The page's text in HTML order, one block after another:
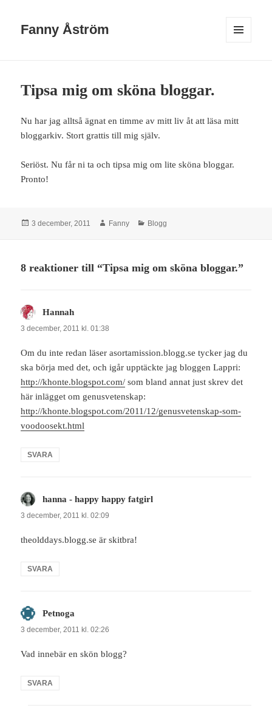
Fanny Åström
Tipsa mig om sköna bloggar.
Nu har jag alltså ägnat en timme av mitt liv åt att läsa mitt
bloggarkiv. Stort grattis till mig själv.
Seriöst. Nu får ni ta och tipsa mig om lite sköna bloggar.
Pronto!
Postat
3 december, 2011 Författare
Fanny Kategorier
Blogg
8 reaktioner till “Tipsa mig om sköna bloggar.”
Hannah
3 december, 2011 kl. 01:38
Om du inte redan läser asortamission.blogg.se tycker jag du
ska börja med det, och igår upptäckte jag bloggen Lappri:
http://khonte.blogspot.com/ som bland annat just skrev det
här inlägget om genusvetenskap:
http://khonte.blogspot.com/2011/12/genusvetenskap-som-
voodoosekt.html
SVARA
hanna - happy happy fatgirl
3 december, 2011 kl. 02:09
theolddays.blogg.se är skitbra!
SVARA
Petnoga
3 december, 2011 kl. 02:26
Vad innebär en skön blogg?
SVARA